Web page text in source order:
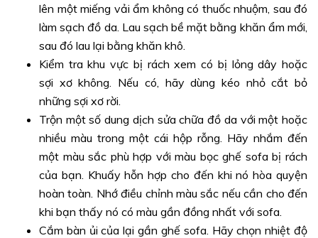
lên một miếng vải ẩm không có thuốc nhuộm, sau đó
làm sạch đồ da. Lau sạch bề mặt bằng khăn ẩm mới,
sau đó lau lại bằng khăn khô.
Kiểm tra khu vực bị rách xem có bị lỏng dây hoặc
sợi xơ không. Nếu có, hãy dùng kéo nhỏ cắt bỏ
những sợi xơ rời.
Trộn một số dung dịch sửa chữa đồ da với một hoặc
nhiều màu trong một cái hộp rỗng. Hãy nhắm đến
một màu sắc phù hợp với màu bọc ghế sofa bị rách
của bạn. Khuấy hỗn hợp cho đến khi nó hòa quyện
hoàn toàn. Nhớ điều chỉnh màu sắc nếu cần cho đến
khi bạn thấy nó có màu gần đồng nhất với sofa.
Cắm bàn ủi của lại gần ghế sofa. Hãy chọn nhiệt độ